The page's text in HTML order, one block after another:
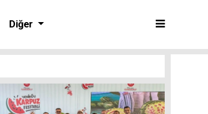
Diğer